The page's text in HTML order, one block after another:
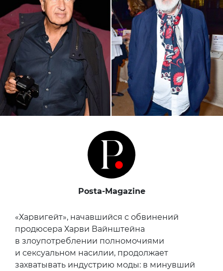
Posta-Magazine
«Харвигейт», начавшийся с обвинений
продюсера Харви Вайнштейна
в злоупотреблении полномочиями
и сексуальном насилии, продолжает
захватывать индустрию моды: в минувший